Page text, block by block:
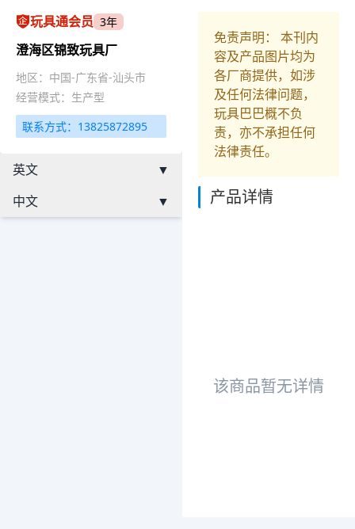
玩具通会员 3年
澄海区锦致玩具厂
地区：中国-广东省-汕头市
经营模式：生产型
联系方式：13825872895
英文
▼
中文
▼
免责声明： 本刊内
容及产品图片均为
各厂商提供，如涉
及任何法律问题，
玩具巴巴概不负
责，亦不承担任何
法律责任。
产品详情
该商品暂无详情